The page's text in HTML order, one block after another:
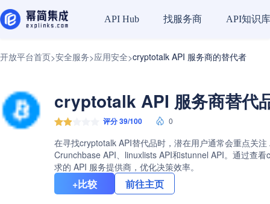
API Hub 找服务商 API知识库
开放平台首页>安全服务>应用安全>cryptotalk API 服务商的替代者
cryptotalk API 服务商替代
评分 39/100 0
在寻找cryptotalk API替代品时，潜在用户通常会重点关
Crunchbase API、linuxlists API和stunnel API。通过查
求的 API 服务提供商，优化决策效率。
+比较 前往主页